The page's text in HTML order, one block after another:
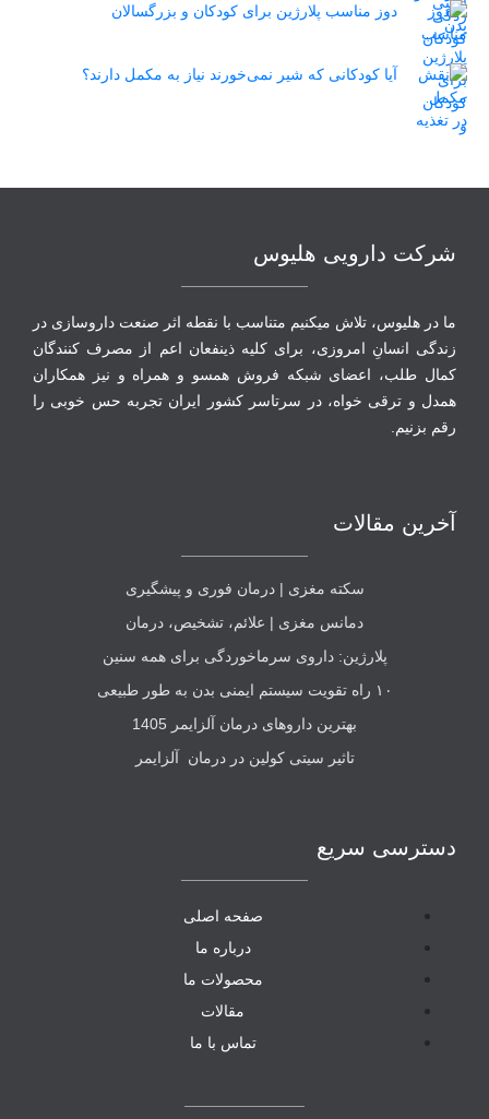
دوز مناسب پلارژین برای کودکان و بزرگسالان
آیا کودکانی که شیر نمی‌خورند نیاز به مکمل دارند؟
شرکت دارویی هلیوس
ما در هلیوس، تلاش می‏کنیم متناسب با نقطه‏ اثر صنعت داروسازی در
زندگی انسانِ امروزی، برای کلیه ذینفعان اعم از مصرف‏ کنندگان
‏کمال طلب، اعضای شبکه فروش همسو و همراه و نیز همکاران
همدل و ترقی‏ خواه، در سرتاسر کشور ایران تجربه حس خوبی را
رقم بزنیم.
آخرین مقالات
سکته مغزی | درمان فوری و پیشگیری
دمانس مغزی | علائم، تشخیص، درمان
پلارژین: داروی سرماخوردگی برای همه سنین
۱۰ راه تقویت سیستم ایمنی بدن به طور طبیعی
بهترین داروهای درمان آلزایمر 1405
تاثیر سیتی کولین در درمان آلزایمر
دسترسی سریع
صفحه اصلی
درباره ما
محصولات ما
مقالات
تماس با ما